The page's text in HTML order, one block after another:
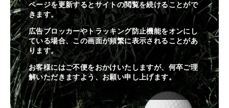
ページを更新するとサイトの閲覧を続けることがで
きます。
広告ブロッカーやトラッキング防止機能をオンにし
ている場合、この画面が頻繁に表示されることがあ
ります。
お客様にはご不便をおかけいたしますが、何卒ご理
解いただきますよう、お願い申し上げます。